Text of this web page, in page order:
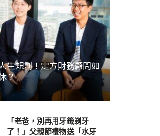
生規劃！定方財務顧問如
？
「老爸，別再用牙籤剃牙
了！」父親節禮物送「水牙